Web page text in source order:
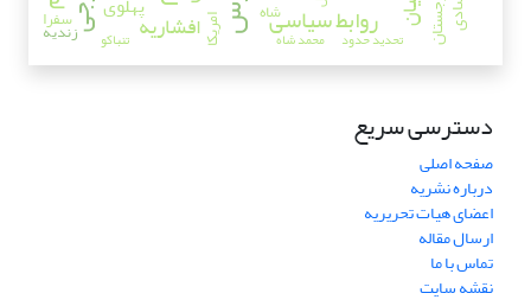
روابط سیاسی افشاریه گرجستان سفرا شاه
زندیه امریکا محمد شاه تنباکو تحدید حدود
دسترسی سریع
صفحه اصلی
درباره نشریه
اعضای هیات تحریریه
ارسال مقاله
تماس با ما
نقشه سایت